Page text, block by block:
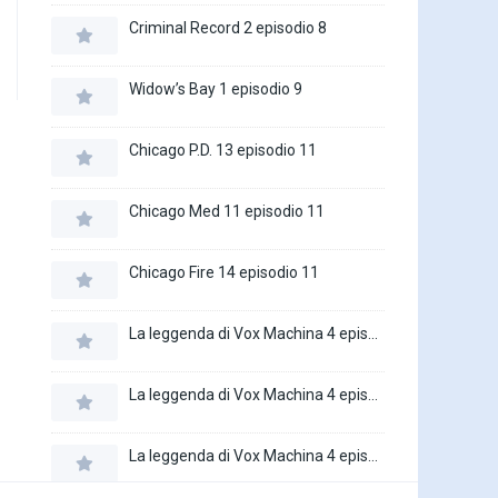
Criminal Record 2 episodio 8
Widow’s Bay 1 episodio 9
Chicago P.D. 13 episodio 11
Chicago Med 11 episodio 11
Chicago Fire 14 episodio 11